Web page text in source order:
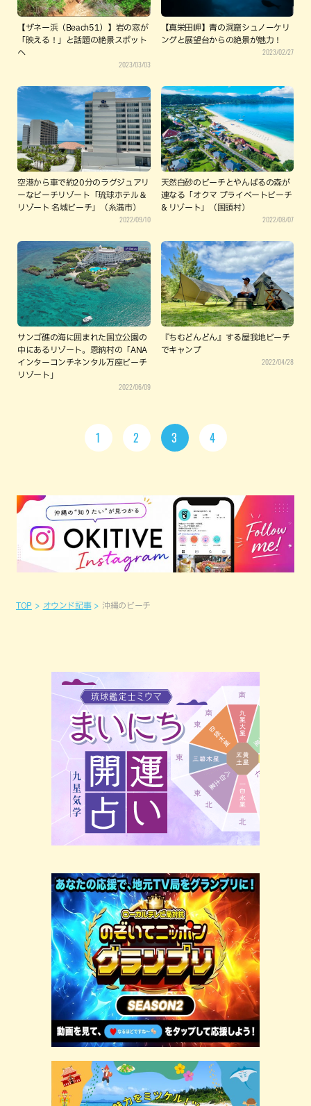
【ザネー浜（Beach51）】岩の窓が
「映える！」と話題の絶景スポット
へ
2023/03/03
【真栄田岬】青の洞窟シュノーケリ
ングと展望台からの絶景が魅力！
2023/02/27
空港から車で約20分のラグジュアリ
ーなビーチリゾート「琉球ホテル＆
リゾート 名城ビーチ」（糸満市）
2022/09/10
天然白砂のビーチとやんばるの森が
連なる「オクマ プライベートビーチ
& リゾート」（国頭村）
2022/08/07
サンゴ礁の海に囲まれた国立公園の
中にあるリゾート。恩納村の「ANA
インターコンチネンタル万座ビーチ
リゾート」
2022/06/09
『ちむどんどん』する屋我地ビーチ
でキャンプ
2022/04/28
1 2 3 4
TOP オウンド記事 沖縄のビーチ